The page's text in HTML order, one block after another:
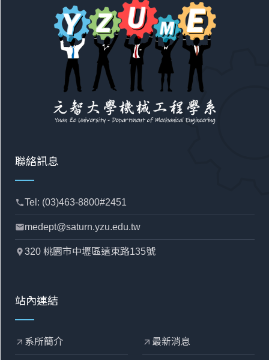
聯絡訊息
phoneTel: (03)463-8800#2451
mailmedept@saturn.yzu.edu.tw
location_pin320 桃園市中壢區遠東路135號
站內連結
arrow_outward 系所簡介 arrow_outward 最新消息